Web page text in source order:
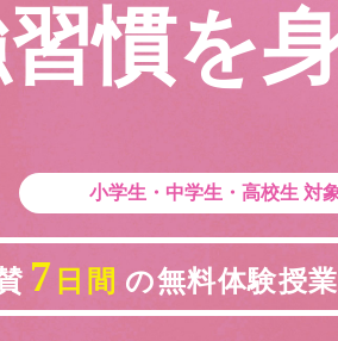
慣を
小学生・中学生・高校生 対
7 日間 の無料体験授